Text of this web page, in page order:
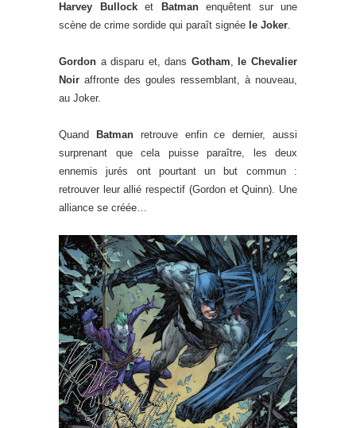
Harvey Bullocket Batmanenquêtent sur une
scène de crime sordide qui paraît signée le Joker.
Gordon a disparu et, dans Gotham,
le Chevalier
Noir affronte des goules ressemblant, à nouveau,
au Joker.
Quand Batmanretrouve enfin ce dernier, aussi
surprenant que cela puisse paraître, les deux
ennemis jurés ont pourtant un but commun :
retrouver leur allié respectif (Gordon et Quinn). Une
alliance se créée…